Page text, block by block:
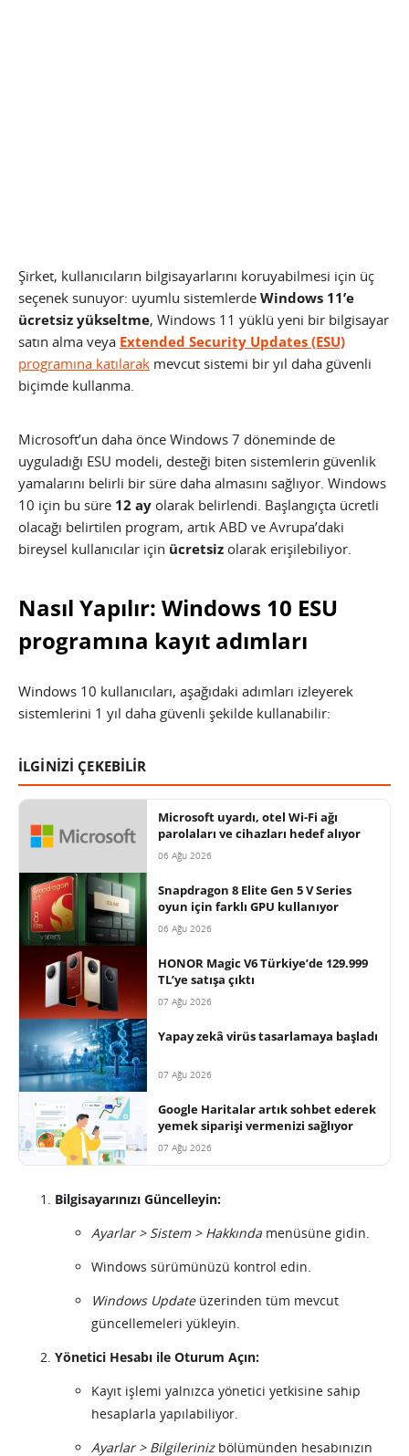
Şirket, kullanıcıların bilgisayarlarını koruyabilmesi için üç
seçenek sunuyor: uyumlu sistemlerde Windows 11’e
ücretsiz yükseltme, Windows 11 yüklü yeni bir bilgisayar
satın alma veya Extended Security Updates (ESU)
programına katılarak mevcut sistemi bir yıl daha güvenli
biçimde kullanma.
Microsoft’un daha önce Windows 7 döneminde de
uyguladığı ESU modeli, desteği biten sistemlerin güvenlik
yamalarını belirli bir süre daha almasını sağlıyor. Windows
10 için bu süre 12 ay olarak belirlendi. Başlangıçta ücretli
olacağı belirtilen program, artık ABD ve Avrupa’daki
bireysel kullanıcılar için ücretsiz olarak erişilebiliyor.
Nasıl Yapılır: Windows 10 ESU
programına kayıt adımları
Windows 10 kullanıcıları, aşağıdaki adımları izleyerek
sistemlerini 1 yıl daha güvenli şekilde kullanabilir:
İLGİNİZİ ÇEKEBİLİR
Microsoft uyardı, otel Wi-Fi ağı
parolaları ve cihazları hedef alıyor
06 Ağu 2026
Snapdragon 8 Elite Gen 5 V Series
oyun için farklı GPU kullanıyor
06 Ağu 2026
HONOR Magic V6 Türkiye’de 129.999
TL’ye satışa çıktı
07 Ağu 2026
Yapay zekâ virüs tasarlamaya başladı
07 Ağu 2026
Google Haritalar artık sohbet ederek
yemek siparişi vermenizi sağlıyor
07 Ağu 2026
Bilgisayarınızı Güncelleyin:
Ayarlar > Sistem > Hakkında menüsüne gidin.
Windows sürümünüzü kontrol edin.
Windows Updateüzerinden tüm mevcut
güncellemeleri yükleyin.
Yönetici Hesabı ile Oturum Açın:
Kayıt işlemi yalnızca yönetici yetkisine sahip
hesaplarla yapılabiliyor.
Ayarlar > Bilgilerinizbölümünden hesabınızın